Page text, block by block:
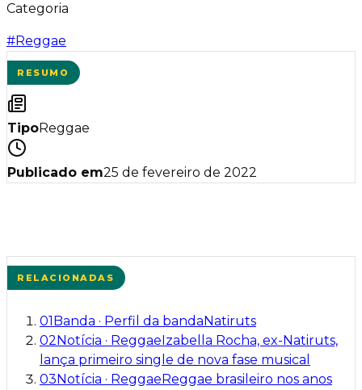
Categoria
#Reggae
RESUMO
TipoReggae
Publicado em25 de fevereiro de 2022
RELACIONADAS
01Banda · Perfil da bandaNatiruts
02Notícia · ReggaeIzabella Rocha, ex-Natiruts,
lança primeiro single de nova fase musical
03Notícia · ReggaeReggae brasileiro nos anos